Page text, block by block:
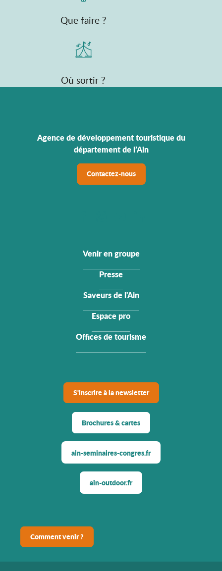
Que faire ?
Où sortir ?
Agence de développement touristique du
département de l’Ain
Contactez-nous
Venir en groupe
Presse
Saveurs de l'Ain
Espace pro
Offices de tourisme
S'inscrire à la newsletter
Brochures & cartes
ain-seminaires-congres.fr
ain-outdoor.fr
Comment venir ?